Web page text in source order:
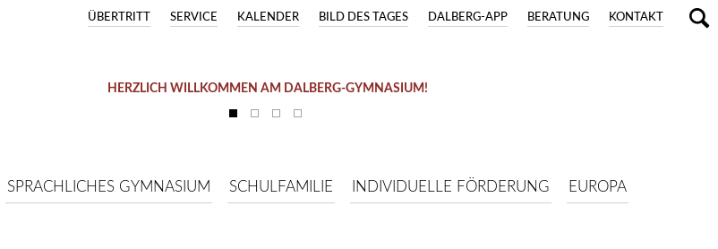
KONTAKT
BERATUNG
DALBERG-APP
BILD DES TAGES
KALENDER
SERVICE
ÜBERTRITT
HERZLICH WILLKOMMEN AM DALBERG-GYMNASIUM!
SPRACHLICHES GYMNASIUM SCHULFAMILIE INDIVIDUELLE FÖRDERUNG EUROPA